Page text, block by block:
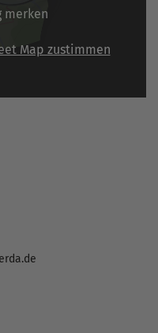
merken
Map zustimmen